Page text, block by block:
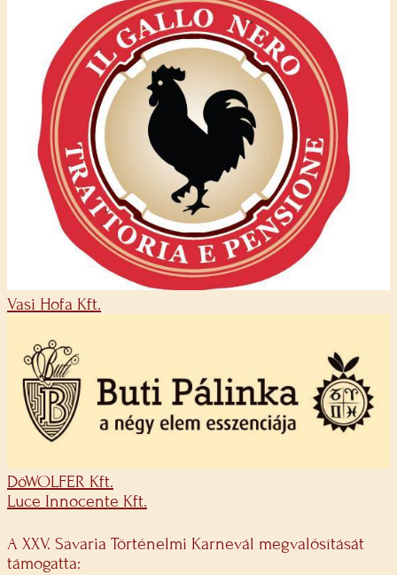
Vasi Hofa Kft.
DöWOLFER Kft.
Luce Innocente Kft.
A XXV. Savaria Történelmi Karnevál megvalósítását
támogatta: